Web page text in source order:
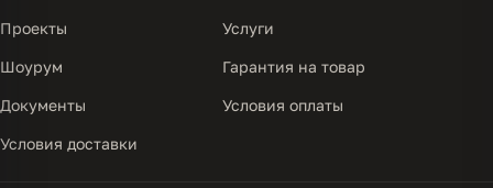
Проекты Услуги
Шоурум Гарантия на товар
Документы Условия оплаты
Условия доставки